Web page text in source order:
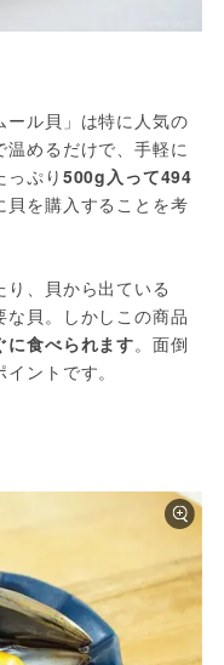
ール貝」は特に人気の
めるだけで、手軽に
っぷり 500g入って494
貝を購入することを考
、貝から出ている
な貝。しかしこの商品
に食べられます。面倒
ントです。